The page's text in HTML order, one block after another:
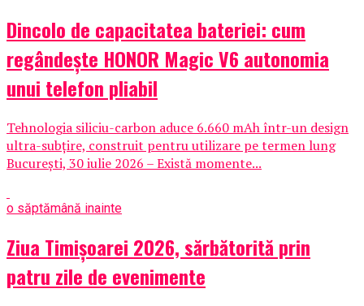
Dincolo de capacitatea bateriei: cum
regândește HONOR Magic V6 autonomia
unui telefon pliabil
Tehnologia siliciu-carbon aduce 6.660 mAh într-un design
ultra-subțire, construit pentru utilizare pe termen lung
București, 30 iulie 2026 – Există momente...
o săptămână inainte
Ziua Timișoarei 2026, sărbătorită prin
patru zile de evenimente